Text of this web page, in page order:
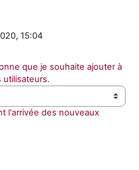
15:04
que je souhaite ajouter à
utilisateurs.
l'arrivée des nouveaux